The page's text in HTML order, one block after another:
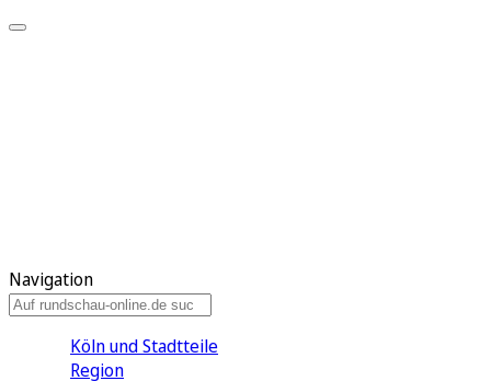
Navigation
Köln und Stadtteile
Region